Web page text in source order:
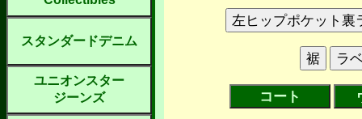
スタンダードデニム
ユニオンスター
ジーンズ
コート